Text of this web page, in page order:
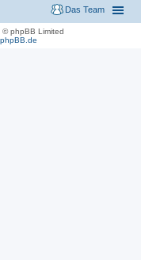
Das Team
© phpBB Limited
phpBB.de